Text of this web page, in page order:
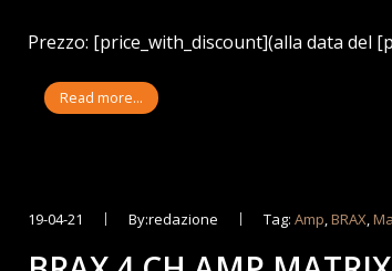
Prezzo: [price_with_discount](alla data del
Read more...
19-04-21 By:redazione Tag:Amp,BRAX,